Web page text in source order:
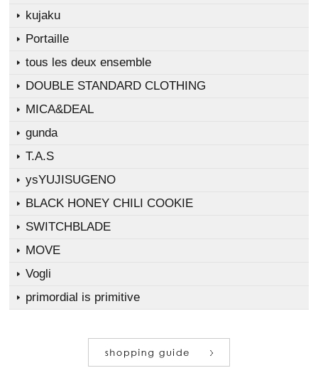
kujaku
Portaille
tous les deux ensemble
DOUBLE STANDARD CLOTHING
MICA&DEAL
gunda
T.A.S
ysYUJISUGENO
BLACK HONEY CHILI COOKIE
SWITCHBLADE
MOVE
Vogli
primordial is primitive